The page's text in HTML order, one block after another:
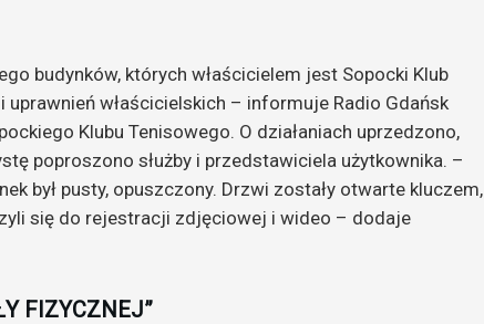
budynków, których właścicielem jest Sopocki Klub
właścicielskich – informuje Radio Gdańsk
Klubu Tenisowego. O działaniach uprzedzono,
poproszono służby i przedstawiciela użytkownika. –
był pusty, opuszczony. Drzwi zostały otwarte kluczem,
się do rejestracji zdjęciowej i wideo – dodaje
FIZYCZNEJ”